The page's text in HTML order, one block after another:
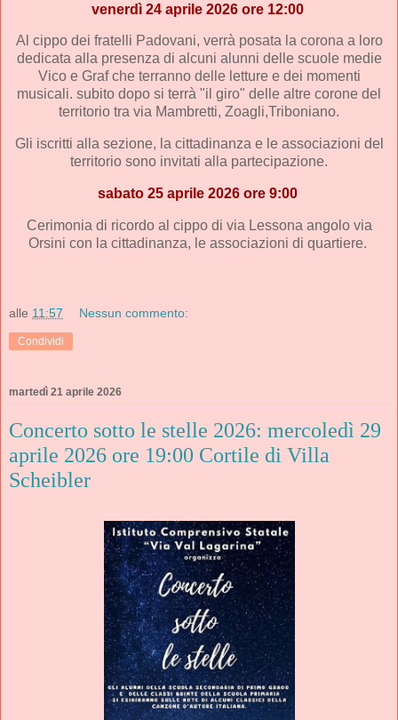
venerdì 24 aprile 2026 ore 12:00
Al cippo dei fratelli Padovani, verrà posata la corona a loro
dedicata alla presenza di alcuni alunni delle scuole medie
Vico e Graf che terranno delle letture e dei momenti
musicali. subito dopo si terrà "il giro" delle altre corone del
territorio tra via Mambretti, Zoagli,Triboniano.
Gli iscritti alla sezione, la cittadinanza e le associazioni del
territorio sono invitati alla partecipazione.
sabato 25 aprile 2026 ore 9:00
Cerimonia di ricordo al cippo di via Lessona angolo via
Orsini con la cittadinanza, le associazioni di quartiere.
alle 11:57 Nessun commento:
Condividi
martedì 21 aprile 2026
Concerto sotto le stelle 2026: mercoledì 29
aprile 2026 ore 19:00 Cortile di Villa
Scheibler